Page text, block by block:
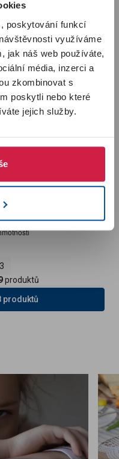
poskytování funkcí
využíváme
jak náš web používáte,
média, inzerci a
zkombinovat s
poskytli nebo které
jejich služby.
k atopii
období zvýšených nároků na
podpora při fyzické a psychické
zátěži
podle tělesné
produktů
produktů
3
Imunoklub. Kódy z
za nákup se vám
Body ze starého
a začínají se sbírat od
přihlášení začínáte na
Imunoklubu
do úrovněGOLD. Více
.